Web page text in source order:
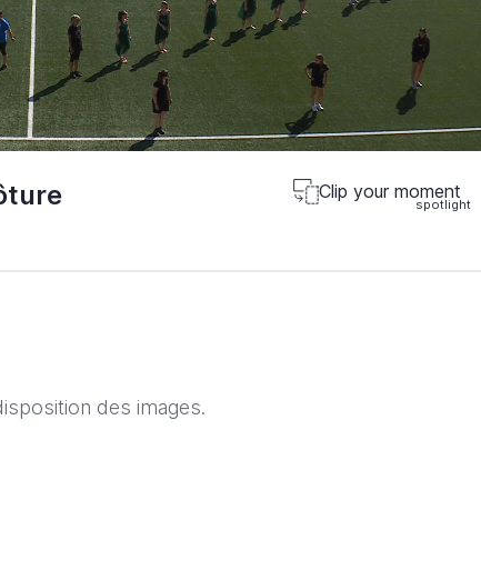
Clip your moment
des images.